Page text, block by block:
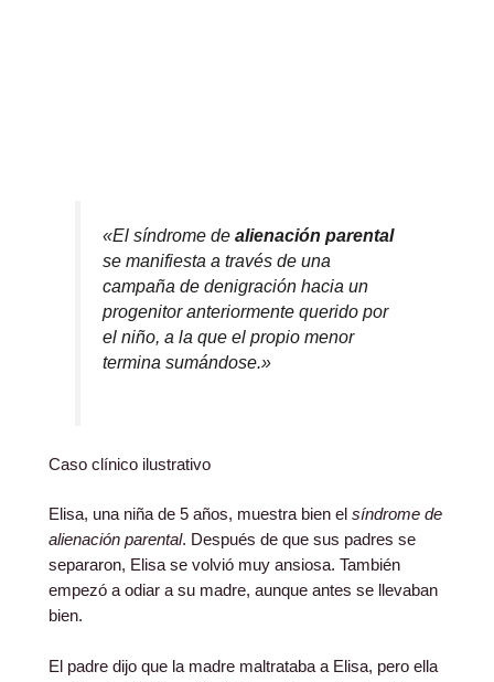
«El síndrome dealienación parental
se manifiesta a través de una
campaña de denigración hacia un
progenitor anteriormente querido por
el niño, a la que el propio menor
termina sumándose.»
Caso clínico ilustrativo
Elisa, una niña de 5 años, muestra bien el síndrome de
alienación parental. Después de que sus padres se
separaron, Elisa se volvió muy ansiosa. También
empezó a odiar a su madre, aunque antes se llevaban
bien.
El padre dijo que la madre maltrataba a Elisa, pero ella